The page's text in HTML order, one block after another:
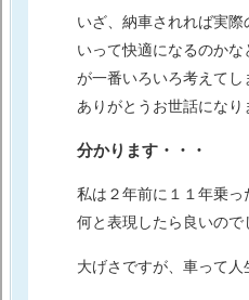
いざ、納車されれば実
いって快適になるのか
が一番いろいろ考えてし
ありがとうお世話にな
分かります・・・
私は２年前に１１年乗
何と表現したら良いので
大げさですが、車って人